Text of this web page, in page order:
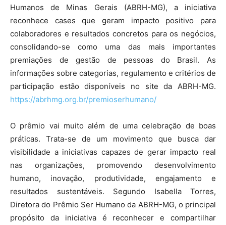
Humanos de Minas Gerais (ABRH-MG), a iniciativa
reconhece cases que geram impacto positivo para
colaboradores e resultados concretos para os negócios,
consolidando-se como uma das mais importantes
premiações de gestão de pessoas do Brasil. As
informações sobre categorias, regulamento e critérios de
participação estão disponíveis no site da ABRH-MG.
https://abrhmg.org.br/premioserhumano/
O prêmio vai muito além de uma celebração de boas
práticas. Trata-se de um movimento que busca dar
visibilidade a iniciativas capazes de gerar impacto real
nas organizações, promovendo desenvolvimento
humano, inovação, produtividade, engajamento e
resultados sustentáveis. Segundo Isabella Torres,
Diretora do Prêmio Ser Humano da ABRH-MG, o principal
propósito da iniciativa é reconhecer e compartilhar